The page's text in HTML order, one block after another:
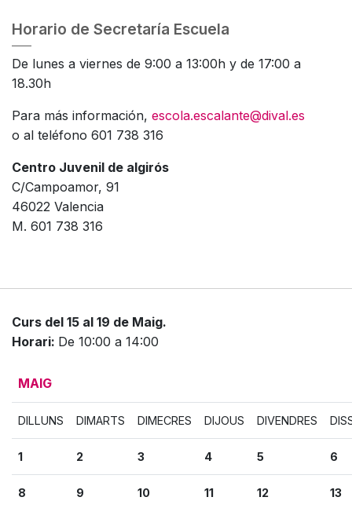
Horario de Secretaría Escuela
De lunes a viernes de 9:00 a 13:00h y de 17:00 a
18.30h
Para más información, escola.escalante@dival.es
o al teléfono 601 738 316
Centro Juvenil de algirós
C/Campoamor, 91
46022 Valencia
M. 601 738 316
Curs del 15 al 19 de Maig.
Horari: De 10:00 a 14:00
MAIG
DILLUNS DIMARTS DIMECRES DIJOUS DIVENDRES
1 2 3 4 5 6
8 9 10 11 12 13